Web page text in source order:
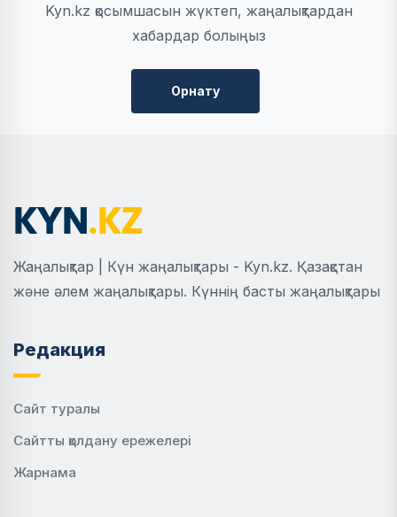
Kyn.kz қосымшасын жүктеп, жаңалықтардан
хабардар болыңыз
Орнату
Жаңалықтар | Күн жаңалықтары - Kyn.kz. Қазақстан
және әлем жаңалықтары. Күннің басты жаңалықтары
Редакция
Сайт туралы
Сайтты қолдану ережелері
Жарнама